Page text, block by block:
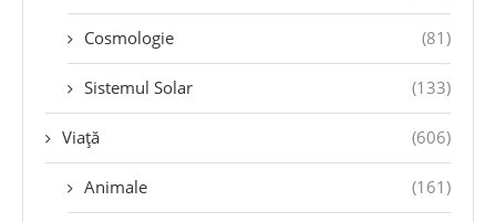
Cosmologie (81)
Sistemul Solar (133)
Viață (606)
Animale (161)